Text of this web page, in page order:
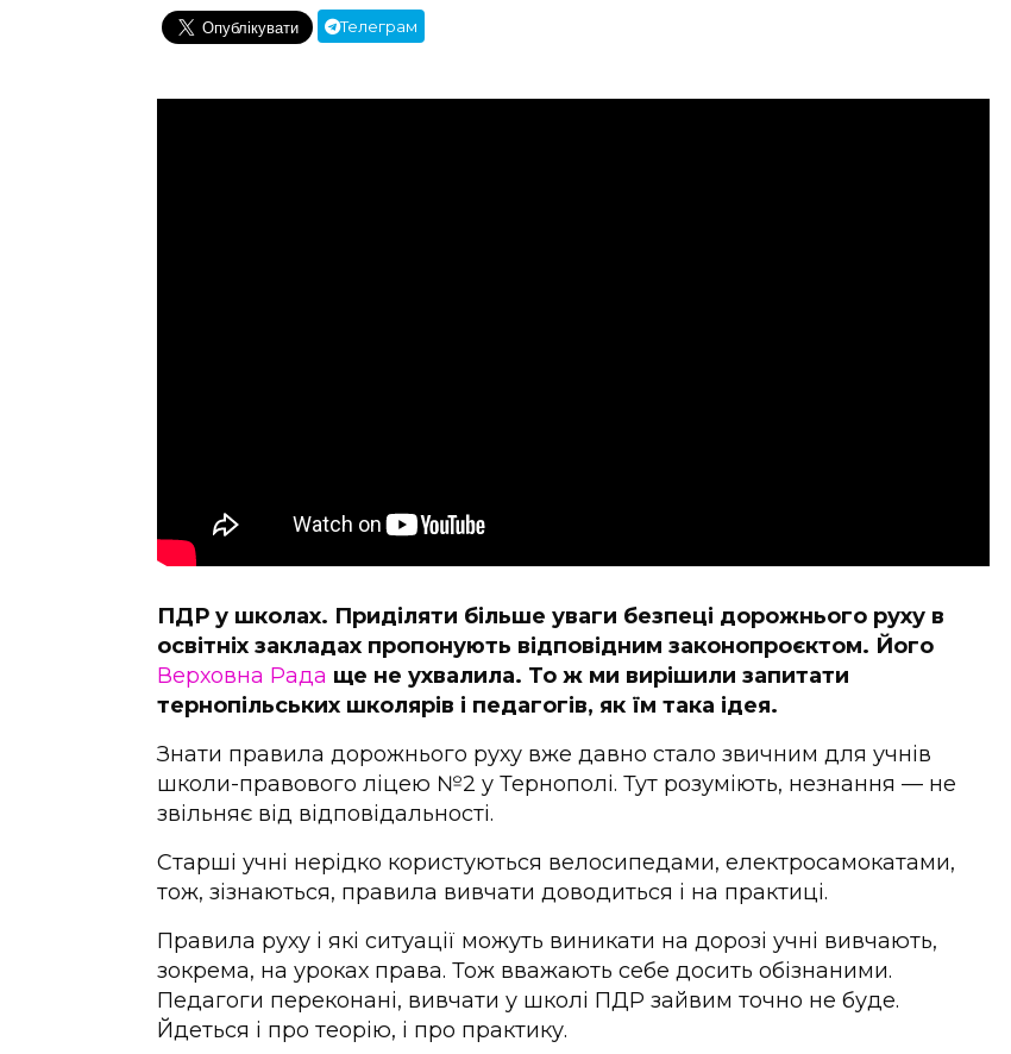
Телеграм
ПДР у школах. Приділяти більше уваги безпеці дорожнього руху в
освітніх закладах пропонують відповідним законопроєктом. Його
Верховна Рада ще не ухвалила. То ж ми вирішили запитати
тернопільських школярів і педагогів, як їм така ідея.
Знати правила дорожнього руху вже давно стало звичним для учнів
школи-правового ліцею №2 у Тернополі. Тут розуміють, незнання — не
звільняє від відповідальності.
Старші учні нерідко користуються велосипедами, електросамокатами,
тож, зізнаються, правила вивчати доводиться і на практиці.
Правила руху і які ситуації можуть виникати на дорозі учні вивчають,
зокрема, на уроках права. Тож вважають себе досить обізнаними.
Педагоги переконані, вивчати у школі ПДР зайвим точно не буде.
Йдеться і про теорію, і про практику.